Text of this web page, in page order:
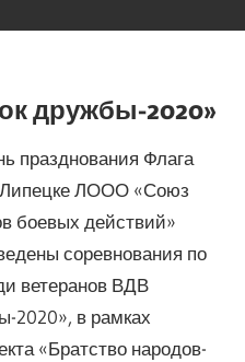
дружбы-2020»
празднования Флага
ЛООО «Союз
боевых действий»
соревнования по
ветеранов ВДВ
2020», в рамках
«Братство народов-